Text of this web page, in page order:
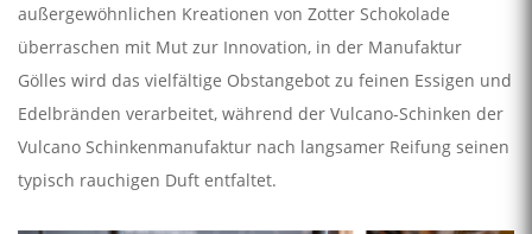
außergewöhnlichen Kreationen von Zotter Schokolade
überraschen mit Mut zur Innovation, in der Manufaktur
Gölles wird das vielfältige Obstangebot zu feinen Essigen und
Edelbränden verarbeitet, während der Vulcano-Schinken der
Vulcano Schinkenmanufaktur nach langsamer Reifung seinen
typisch rauchigen Duft entfaltet.